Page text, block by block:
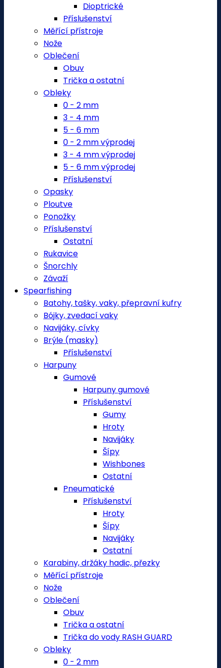
Dioptrické
Příslušenství
Měřící přístroje
Nože
Oblečení
Obuv
Trička a ostatní
Obleky
0 - 2 mm
3 - 4 mm
5 - 6 mm
0 - 2 mm výprodej
3 - 4 mm výprodej
5 - 6 mm výprodej
Příslušenství
Opasky
Ploutve
Ponožky
Příslušenství
Ostatní
Rukavice
Šnorchly
Závaží
Spearfishing
Batohy, tašky, vaky, přepravní kufry
Bójky, zvedací vaky
Navijáky, cívky
Brýle (masky)
Příslušenství
Harpuny
Gumové
Harpuny gumové
Příslušenství
Gumy
Hroty
Navijáky
Šípy
Wishbones
Ostatní
Pneumatické
Příslušenství
Hroty
Šípy
Navijáky
Ostatní
Karabiny, držáky hadic, přezky
Měřící přístroje
Nože
Oblečení
Obuv
Trička a ostatní
Trička do vody RASH GUARD
Obleky
0 - 2 mm